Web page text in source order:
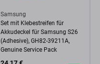
Samsung
Set mit Klebestreifen für
Akkudeckel für Samsung S26
(Adhesive), GH82-39211A,
Genuine Service Pack